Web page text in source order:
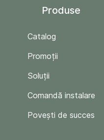
Produse
Catalog
Promoții
Soluții
Comandă instalare
Povești de succes